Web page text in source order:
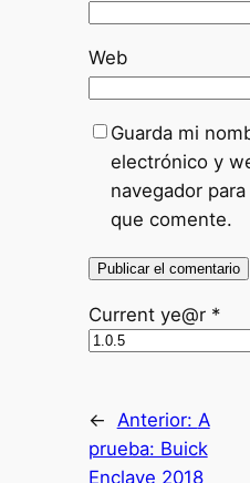
Web
Guarda mi
electrónico y
navegador
que comente.
Current ye@r *
← Anterior: A
prueba: Buick
Enclave 2018